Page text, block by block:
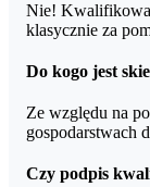
Notarialne
powyższych
Nie!
klasycznie za
Do kogo jest
Ze względu na
gospodarstwach
Czy podpis